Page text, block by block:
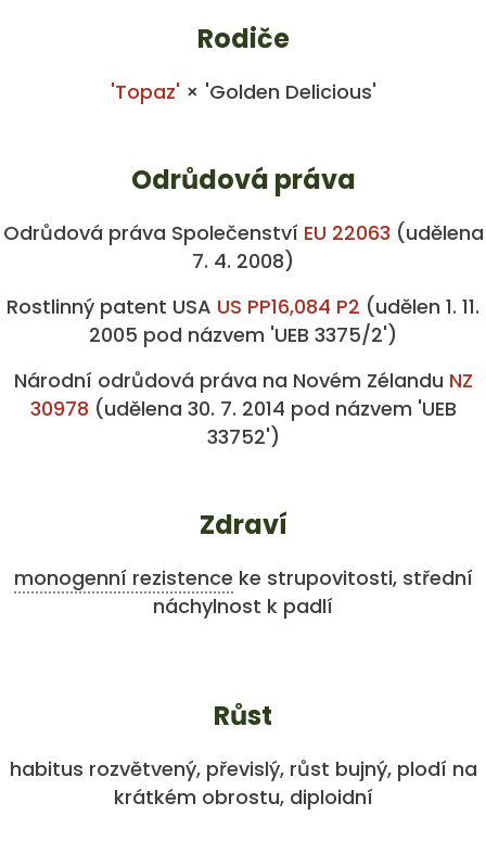
Rodiče
'Topaz' × 'Golden Delicious'
Odrůdová práva
Odrůdová práva Společenství EU 22063 (udělena
7. 4. 2008)
Rostlinný patent USA US PP16,084 P2 (udělen 1. 11.
2005 pod názvem 'UEB 3375/2')
Národní odrůdová práva na Novém Zélandu NZ
30978 (udělena 30. 7. 2014 pod názvem 'UEB
33752')
Zdraví
monogenní rezistence ke strupovitosti, střední
náchylnost k padlí
Růst
habitus rozvětvený, převislý, růst bujný, plodí na
krátkém obrostu, diploidní